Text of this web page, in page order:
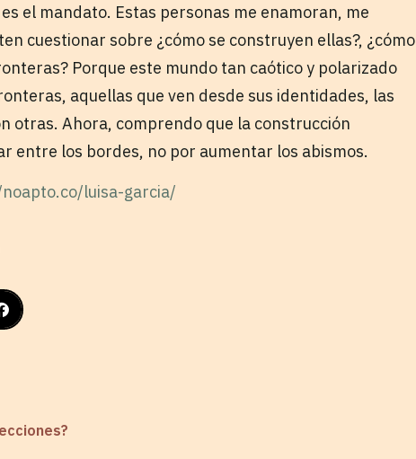
el mandato. Estas personas me enamoran, me
cuestionar sobre ¿cómo se construyen ellas?, ¿cómo
Porque este mundo tan caótico y polarizado
aquellas que ven desde sus identidades, las
otras. Ahora, comprendo que la construcción
entre los bordes, no por aumentar los abismos.
luisa-garcia/